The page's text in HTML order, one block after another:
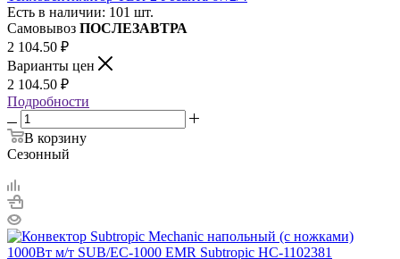
Есть в наличии: 101 шт.
Самовывоз ПОСЛЕЗАВТРА
2 104.50 ₽
Варианты цен
2 104.50 ₽
Подробности
В корзину
Сезонный